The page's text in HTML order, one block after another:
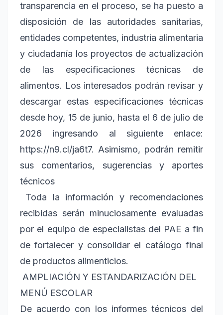
transparencia en el proceso, se ha puesto a
disposición de las autoridades sanitarias,
entidades competentes, industria alimentaria
y ciudadanía los proyectos de actualización
de las especificaciones técnicas de
alimentos. Los interesados podrán revisar y
descargar estas especificaciones técnicas
desde hoy, 15 de junio, hasta el 6 de julio de
2026 ingresando al siguiente enlace:
https://n9.cl/ja6t7. Asimismo, podrán remitir
sus comentarios, sugerencias y aportes
técnicos
Toda la información y recomendaciones
recibidas serán minuciosamente evaluadas
por el equipo de especialistas del PAE a fin
de fortalecer y consolidar el catálogo final
de productos alimenticios.
AMPLIACIÓN Y ESTANDARIZACIÓN DEL
MENÚ ESCOLAR
De acuerdo con los informes técnicos del